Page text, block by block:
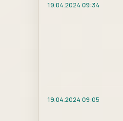
19.04.2024 09:34
19.04.2024 09:05